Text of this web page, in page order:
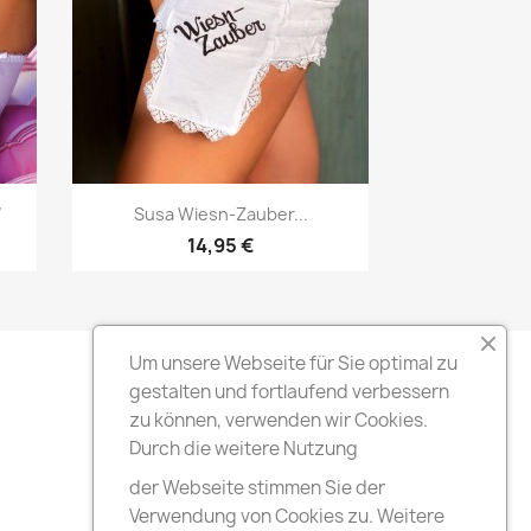
Vorschau
Susa Wiesn-Zauber...
14,95 €
Um unsere Webseite für Sie optimal zu
gestalten und fortlaufend verbessern
zu können, verwenden wir Cookies.
Durch die weitere Nutzung
der Webseite stimmen Sie der
Verwendung von Cookies zu. Weitere